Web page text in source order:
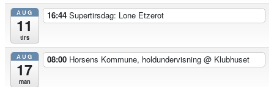
AUG
11
tirs
16:44 Supertirsdag: Lone Etzerot
AUG
17
man
08:00 Horsens Kommune, holdundervisning @ Klubhuset